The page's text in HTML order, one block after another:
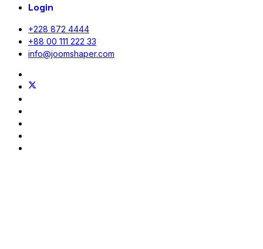
Login
+228 872 4444
+88 00 111 222 33
info@joomshaper.com